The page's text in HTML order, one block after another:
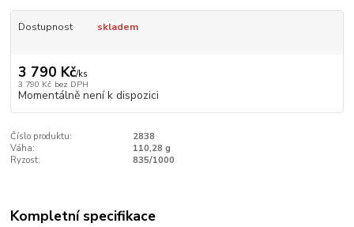
Dostupnost skladem
3 790 Kč/ks
3 790 Kč bez DPH
Momentálně není k dispozici
Číslo produktu:
2838
Váha:
110,28 g
Ryzost:
835/1000
Kompletní specifikace